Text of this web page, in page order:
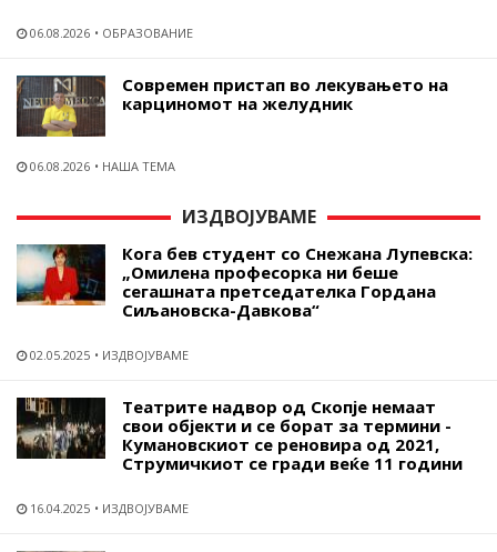
06.08.2026 ОБРАЗОВАНИЕ
Современ пристап во лекувањето на
карциномот на желудник
06.08.2026 НАША ТЕМА
ИЗДВОЈУВАМЕ
Кога бев студент со Снежана Лупевска:
„Омилена професорка ни беше
сегашната претседателка Гордана
Сиљановска-Давкова“
02.05.2025 ИЗДВОЈУВАМЕ
Театрите надвор од Скопје немаат
свои објекти и се борат за термини -
Кумановскиот се реновира од 2021,
Струмичкиот се гради веќе 11 години
16.04.2025 ИЗДВОЈУВАМЕ